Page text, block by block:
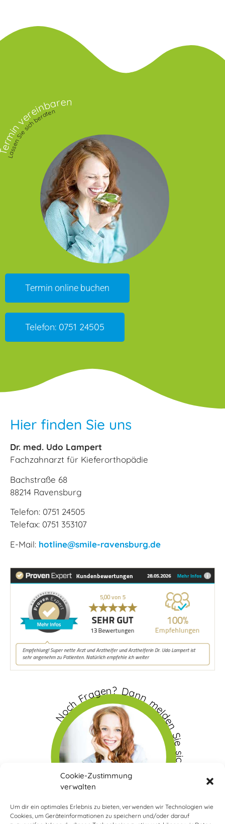
Cookie-Zustimmung
verwalten
Um dir ein optimales Erlebnis zu bieten, verwenden wir Technologien wie
Cookies, um Geräteinformationen zu speichern und/oder darauf
vereinbaren
Sie sich beraten
Termin online buchen
Telefon: 0751 24505
Hier finden Sie uns
Dr. med. Udo Lampert
Fachzahnarzt für Kieferorthopädie
Bachstraße 68
88214 Ravensburg
Telefon: 0751 24505
Telefax: 0751 353107
E-Mail: hotline@smile-ravensburg.de
Noch Fragen? Dann melden Sie sich doch bei uns